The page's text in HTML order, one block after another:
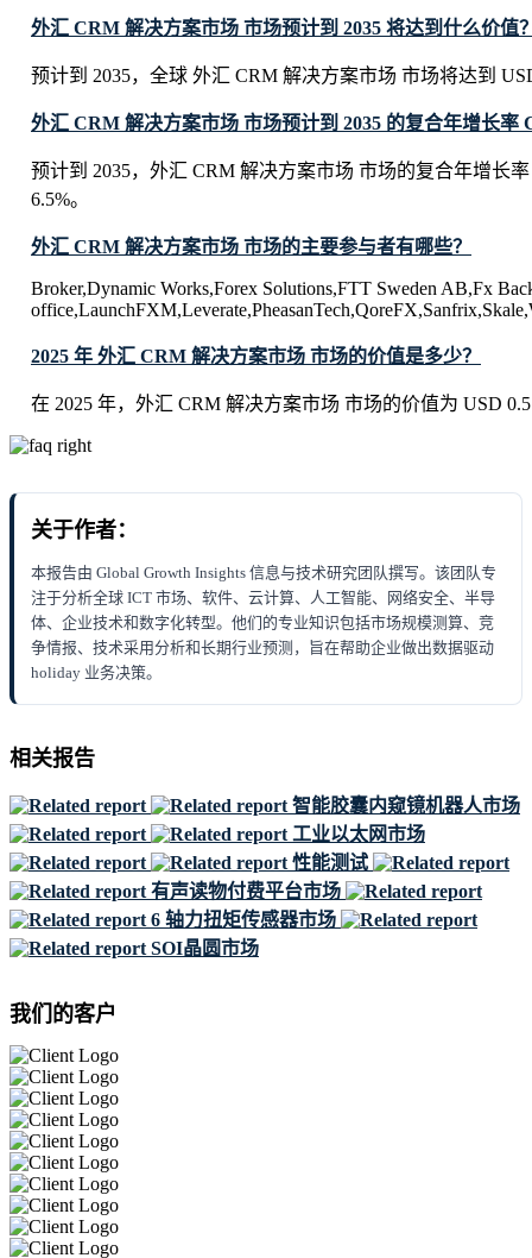
外汇 CRM 解决方案市场 市场预计到 2035 将达到什么价值
预计到 2035，全球 外汇 CRM 解决方案市场 市场将达到
外汇 CRM 解决方案市场 市场预计到 2035 的复合年增长率
预计到 2035，外汇 CRM 解决方案市场 市场的复合年增长
6.5%。
外汇 CRM 解决方案市场 市场的主要参与者有哪些？
Broker,Dynamic Works,Forex Solutions,FTT Sweden AB,Fx
2025 年 外汇 CRM 解决方案市场 市场的价值是多少？
在 2025 年，外汇 CRM 解决方案市场 市场的价值为 USD
关于作者：
本报告由 Global Growth Insights 信息与技术研究团队撰写。该团队专
注于分析全球 ICT 市场、软件、云计算、人工智能、网络安全、半导
体、企业技术和数字化转型。他们的专业知识包括市场规模测算、竞
争情报、技术采用分析和长期行业预测，旨在帮助企业做出数据驱动
holiday 业务决策。
相关报告
智能胶囊内窥镜机器人市场
工业以太网市场
性能测试
有声读物付费平台市场
6 轴力扭矩传感器市场
SOI晶圆市场
我们的客户